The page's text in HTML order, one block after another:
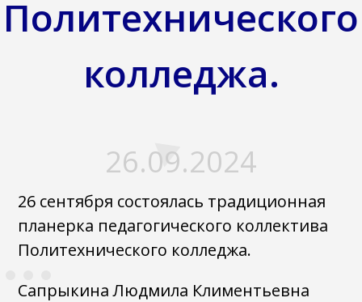
Политехнического
колледжа.
26.09.2024
26 сентября состоялась традиционная
планерка педагогического коллектива
Политехнического колледжа.
Сапрыкина Людмила Климентьевна